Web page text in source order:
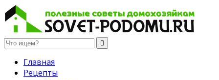
Полезные советы домохозяйкам
Главная
Рецепты